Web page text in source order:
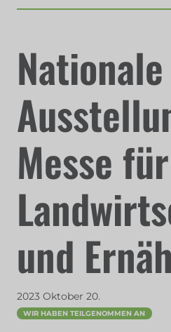
Nationale
Messe für
und
2023 Oktober 20.
WIR HABEN TEILGENOMMEN AN